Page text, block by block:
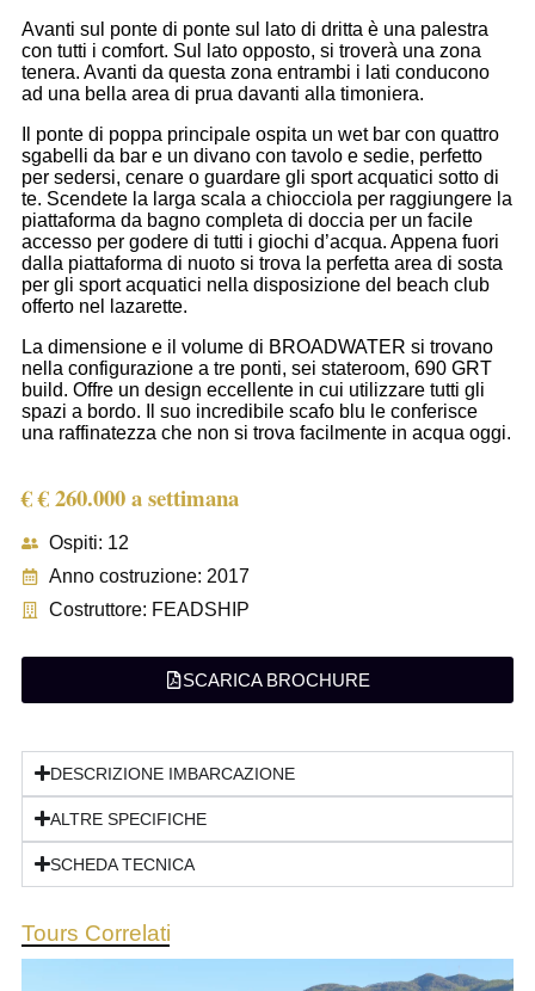
Avanti sul ponte di ponte sul lato di dritta è una palestra
con tutti i comfort. Sul lato opposto, si troverà una zona
tenera. Avanti da questa zona entrambi i lati conducono
ad una bella area di prua davanti alla timoniera.
Il ponte di poppa principale ospita un wet bar con quattro
sgabelli da bar e un divano con tavolo e sedie, perfetto
per sedersi, cenare o guardare gli sport acquatici sotto di
te. Scendete la larga scala a chiocciola per raggiungere la
piattaforma da bagno completa di doccia per un facile
accesso per godere di tutti i giochi d’acqua. Appena fuori
dalla piattaforma di nuoto si trova la perfetta area di sosta
per gli sport acquatici nella disposizione del beach club
offerto nel lazarette.
La dimensione e il volume di BROADWATER si trovano
nella configurazione a tre ponti, sei stateroom, 690 GRT
build. Offre un design eccellente in cui utilizzare tutti gli
spazi a bordo. Il suo incredibile scafo blu le conferisce
una raffinatezza che non si trova facilmente in acqua oggi.
€ € 260.000 a settimana
Ospiti: 12
Anno costruzione: 2017
Costruttore: FEADSHIP
SCARICA BROCHURE
DESCRIZIONE IMBARCAZIONE
ALTRE SPECIFICHE
SCHEDA TECNICA
Tours Correlati